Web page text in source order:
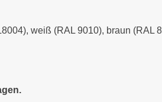
weiß (RAL 9010), braun (RAL